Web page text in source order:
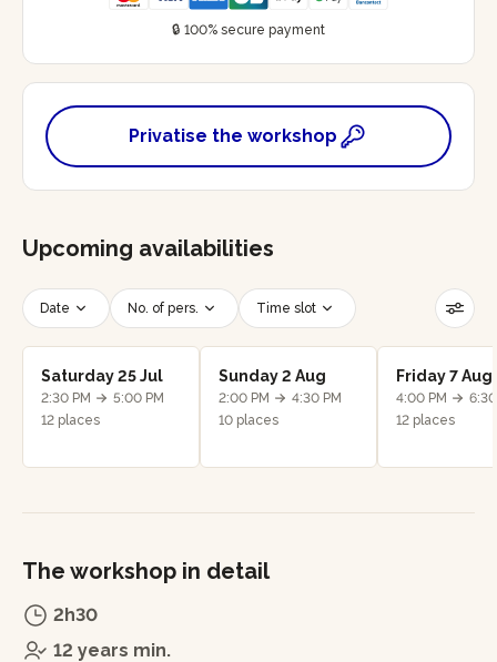
🔒 100% secure payment
Privatise the workshop
Upcoming availabilities
Date No. of pers. Time slot
Reset filters
Saturday 25 Jul
2:30 PM
5:00 PM
12 places
Sunday 2 Aug
2:00 PM
4:30 PM
10 places
Friday 7 Aug
4:00 PM
12 places
The workshop in detail
2h30
12 years min.